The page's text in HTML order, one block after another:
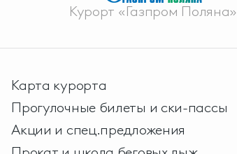
Курорт «Газпром Поляна»
Карта курорта
Прогулочные билеты и ски-пассы
Акции и спец.предложения